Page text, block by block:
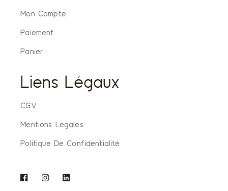
Mon Compte
Paiement
Panier
Liens Légaux
CGV
Mentions Légales
Politique De Confidentialité